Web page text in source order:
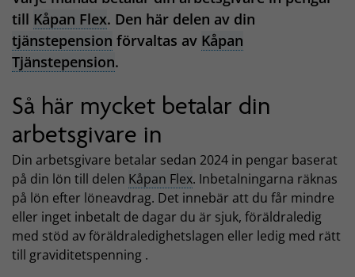
till Kåpan Flex. Den här delen av din
tjänstepension förvaltas av Kåpan
Tjänstepension.
Så här mycket betalar din
arbetsgivare in
Din arbetsgivare betalar sedan 2024 in pengar baserat
på din lön till delen Kåpan Flex. Inbetalningarna räknas
på lön efter löneavdrag. Det innebär att du får mindre
eller inget inbetalt de dagar du är sjuk, föräldraledig
med stöd av föräldraledighetslagen eller ledig med rätt
till graviditetspenning .